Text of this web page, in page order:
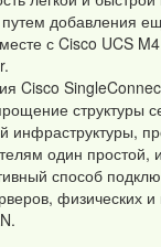
добавления
с Cisco UCS
Cisco
структуры
инфраструктуры,
один простой,
способ
физических